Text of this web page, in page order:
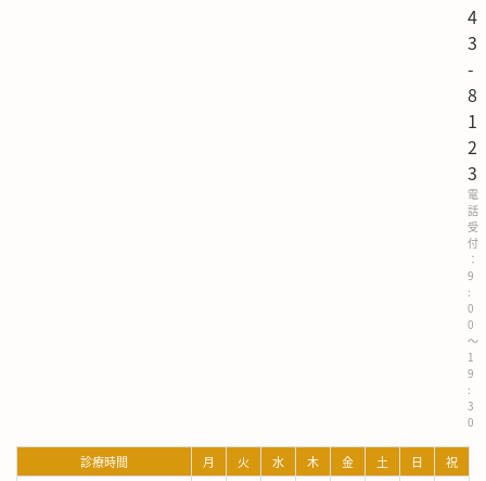
4
3
-
8
1
2
3
電
話
受
付
：
9
:
0
0
～
1
9
:
3
0
診療時間 月 火 水 木 金 土 日
祝